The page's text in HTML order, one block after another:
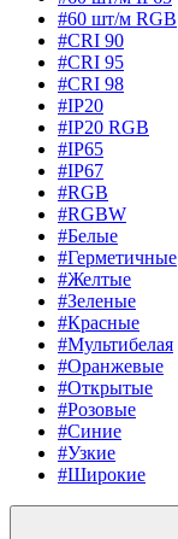
#60 шт/м RGB
#CRI 90
#CRI 95
#CRI 98
#IP20
#IP20 RGB
#IP65
#IP67
#RGB
#RGBW
#Белые
#Герметичные
#Желтые
#Зеленые
#Красные
#Мультибелая
#Оранжевые
#Открытые
#Розовые
#Синие
#Узкие
#Широкие